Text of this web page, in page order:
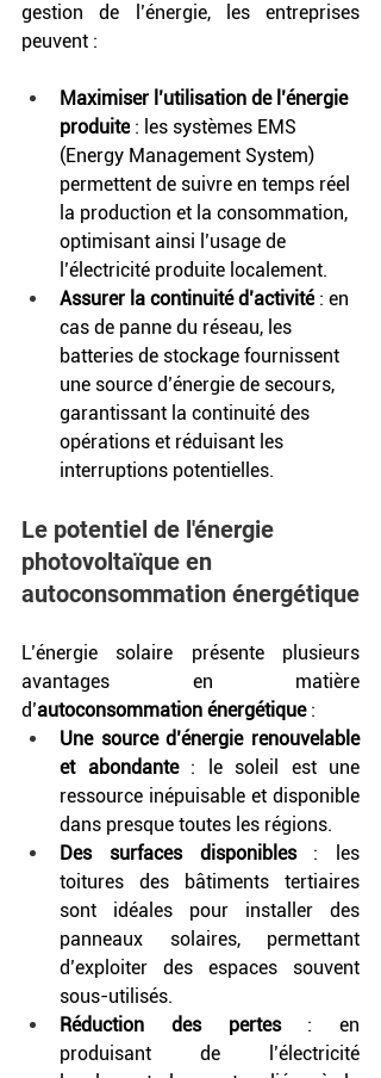
gestion de l’énergie, les entreprises
peuvent :
Maximiser l’utilisation de l’énergie
produite : les systèmes EMS
(Energy Management System)
permettent de suivre en temps réel
la production et la consommation,
optimisant ainsi l’usage de
l’électricité produite localement.
Assurer la continuité d’activité : en
cas de panne du réseau, les
batteries de stockage fournissent
une source d’énergie de secours,
garantissant la continuité des
opérations et réduisant les
interruptions potentielles.
Le potentiel de l'énergie
photovoltaïque en
autoconsommation énergétique
L’énergie solaire présente plusieurs
avantages en matière
d’autoconsommation énergétique :
Une source d’énergie renouvelable
et abondante : le soleil est une
ressource inépuisable et disponible
dans presque toutes les régions.
Des surfaces disponibles : les
toitures des bâtiments tertiaires
sont idéales pour installer des
panneaux solaires, permettant
d’exploiter des espaces souvent
sous-utilisés.
Réduction des pertes : en
produisant de l’électricité